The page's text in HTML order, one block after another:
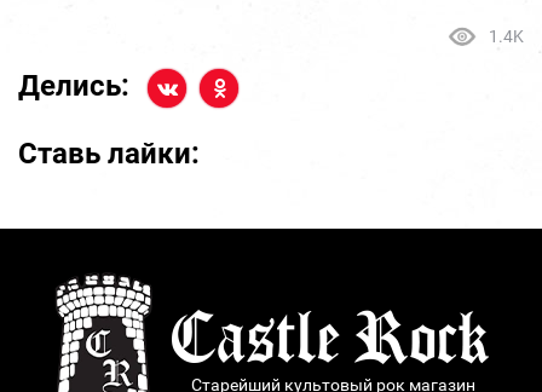
1.4K
Делись:
Ставь лайки:
Старейший культовый рок магазин